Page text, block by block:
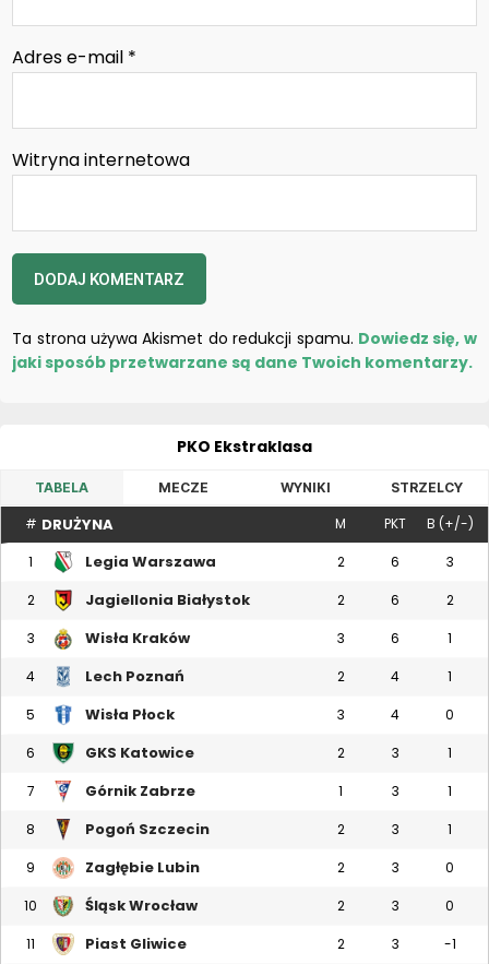
Adres e-mail *
Witryna internetowa
Ta strona używa Akismet do redukcji spamu. Dowiedz się, w
jaki sposób przetwarzane są dane Twoich komentarzy.
PKO Ekstraklasa
TABELA MECZE WYNIKI STRZELCY
# DRUŻYNA M PKT B (+/-)
1 Legia Warszawa 2 6 3
2 Jagiellonia Białystok 2 6 2
3 Wisła Kraków 3 6 1
4 Lech Poznań 2 4 1
5 Wisła Płock 3 4 0
6 GKS Katowice 2 3 1
7 Górnik Zabrze 1 3 1
8 Pogoń Szczecin 2 3 1
9 Zagłębie Lubin 2 3 0
10 Śląsk Wrocław 2 3 0
11 Piast Gliwice 2 3 -1